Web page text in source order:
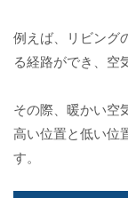
例えば、リビング
る経路ができ、空
その際、暖かい空
高い位置と低い位
す。